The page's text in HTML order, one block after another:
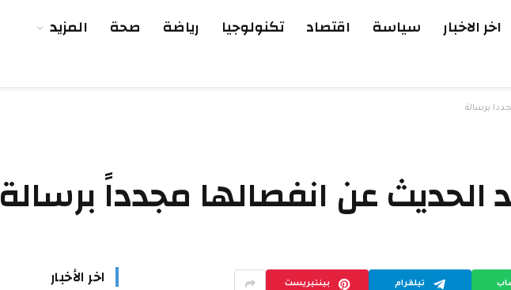
اخر الاخبار سياسة اقتصاد تكنولوجيا رياضة صحة المزيد
برسالة
الحديث عن انفصالها مجدداً برسالة
تيلقرام بينتيريست اخر الأخبار